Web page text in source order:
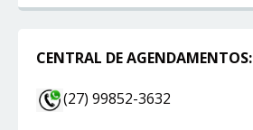
CENTRAL DE AGENDAMENTOS:
(27) 99852-3632